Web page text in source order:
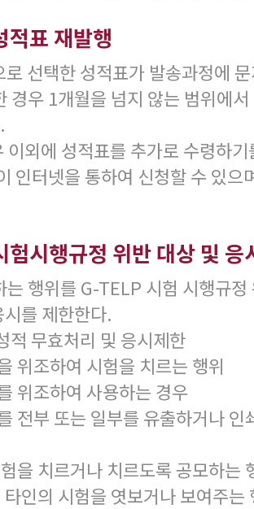
적표 재발행
선택한 성적표가 발송과정에
경우 1개월을 넘지 않는 범위에
이외에 성적표를 추가로 수령하
인터넷을 통하여 신청할 수 있으
험시행규정 위반 대상 및 응
는 행위를 G-TELP 시험 시행규
를 제한한다.
적 무효처리 및 응시제한
위조하여 시험을 치르는 행위
위조하여 사용하는 경우
전부 또는 일부를 유출하거나 인
을 치르거나 치르도록 공모하는
인의 시험을 엿보거나 보여주는